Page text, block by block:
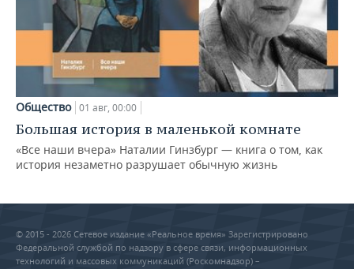
Общество 01 авг, 00:00
Большая история в маленькой комнате
«Все наши вчера» Наталии Гинзбург — книга о том, как
история незаметно разрушает обычную жизнь
© 2015 - 2026 Сетевое издание «Реальное время» Зарегистрировано
Федеральной службой по надзору в сфере связи, информационных
технологий и массовых коммуникаций (Роскомнадзор) –